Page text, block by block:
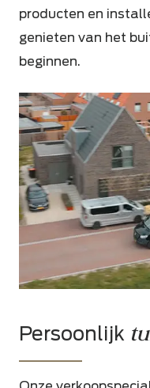
producten en
genieten van het
beginnen.
Persoonlijk